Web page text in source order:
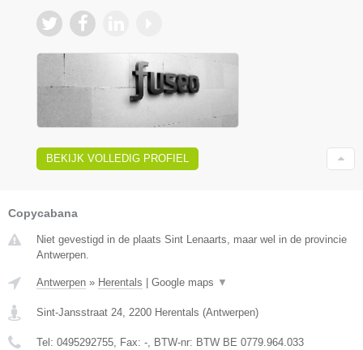
BEKIJK VOLLEDIG PROFIEL
Copycabana
Niet gevestigd in de plaats Sint Lenaarts, maar wel in de provincie
Antwerpen.
Antwerpen » Herentals Google maps ▼
Sint-Jansstraat 24, 2200 Herentals (Antwerpen)
Tel: 0495292755, Fax: -, BTW-nr: BTW BE 0779.964.033